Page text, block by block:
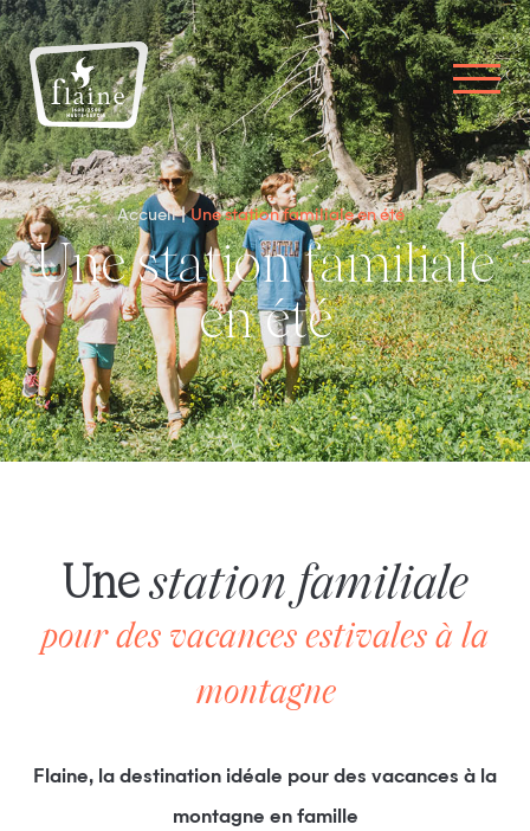
Accueil Une station familiale en été
Une station familiale
en été
Une station familiale
pour des vacances estivales à la
montagne
Flaine, la destination idéale pour des vacances à la
montagne en famille